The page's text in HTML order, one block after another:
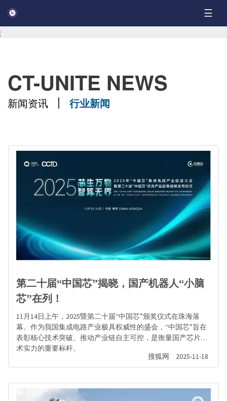
☰
CT-UNITE NEWS
新闻资讯 行业新闻
第二十届“中国芯”揭晓，国产机器人“小脑
芯”在列！
11月14日上午，2025暨第二十届“中国芯”颁奖仪式在珠海落
幕。作为我国集成电路产业极具权威性的盛会，“中国芯”旨在
表彰核心技术突破、推动产业链自主可控，是衡量国产芯片技
术实力的重要标杆。
搜狐网
2025-11-18